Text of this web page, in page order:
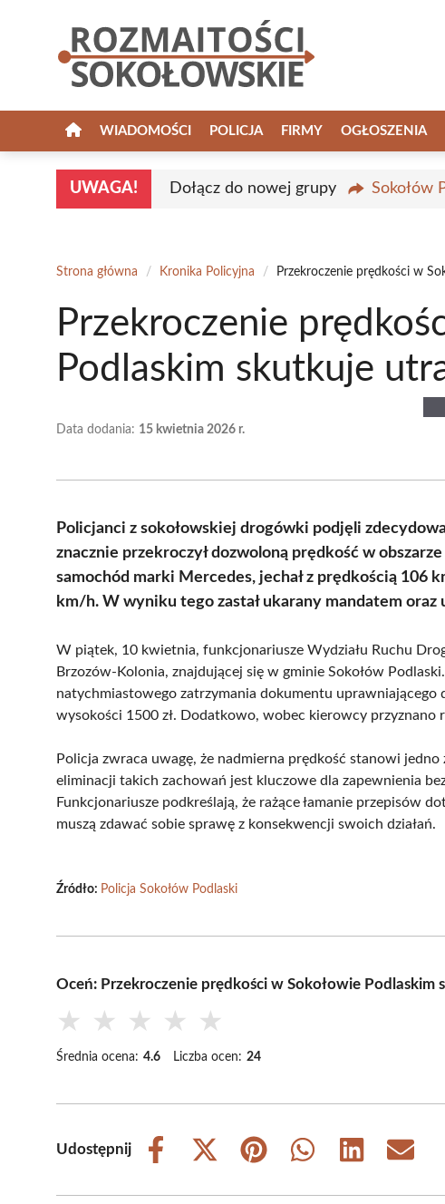
WIADOMOŚCI POLICJA FIRMY OGŁOSZENIA
UWAGA! Dołącz do nowej grupy Sokołów
Strona główna / Kronika Policyjna / Przekroczenie prędkości w
Przekroczenie
Podlaskim skutkuje
Data dodania: 15 kwietnia 2026 r.
Policjanci z sokołowskiej drogówki podjęli
znacznie przekroczył dozwoloną prędkość w
samochód marki Mercedes, jechał z prędkością 106
km/h. W wyniku tego zastał ukarany mandatem
W piątek, 10 kwietnia, funkcjonariusze Wydziału Ruchu
Brzozów-Kolonia, znajdującej się w gminie Sokołów
natychmiastowego zatrzymania dokumentu uprawniającego
wysokości 1500 zł. Dodatkowo, wobec kierowcy przyznano
Policja zwraca uwagę, że nadmierna prędkość stanowi jedno
eliminacji takich zachowań jest kluczowe dla zapewnienia
Funkcjonariusze podkreślają, że rażące łamanie przepisów
muszą zdawać sobie sprawę z konsekwencji swoich działań.
Źródło: Policja Sokołów Podlaski
Oceń: Przekroczenie prędkości w Sokołowie
★ ★ ★ ★ ★
Średnia ocena: 4.6 Liczba ocen: 24
Udostępnij
Share
Share
(Twitter)
Share
Share
Share
Share